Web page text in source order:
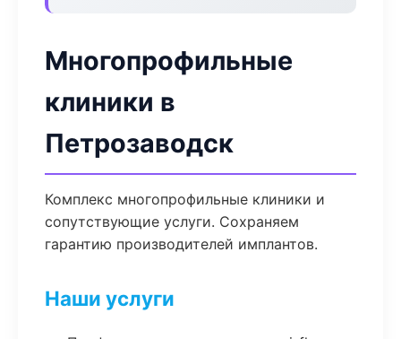
Многопрофильные
клиники в
Петрозаводск
Комплекс многопрофильные клиники и
сопутствующие услуги. Сохраняем
гарантию производителей имплантов.
Наши услуги